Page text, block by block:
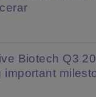
Biotech Q3
important